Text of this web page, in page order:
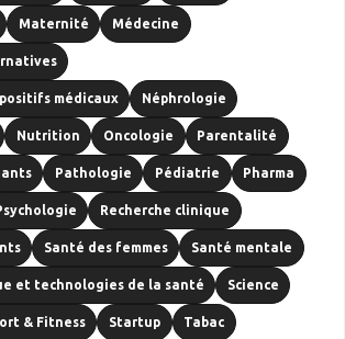
Maternité Médecine
médicaux Néphrologie
Nutrition Oncologie Parentalité
Pathologie Pédiatrie Pharma
Recherche clinique
Santé des femmes Santé mentale
et technologies de la santé Science
& Fitness Startup Tabac